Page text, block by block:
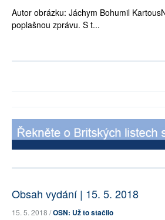
Autor obrázku: Jáchym Bohumil
poplašnou zprávu. S t...
Obsah vydání | 15. 5. 2018
15. 5. 2018 /OSN: Už to stačilo